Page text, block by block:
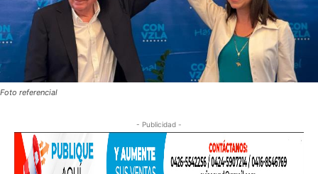
Foto referencial
- Publicidad -